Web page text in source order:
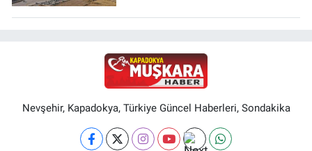
Nevşehir, Kapadokya, Türkiye Güncel Haberleri, Sondakika